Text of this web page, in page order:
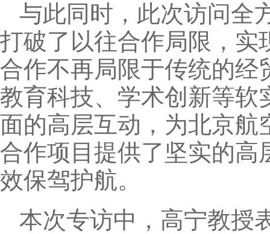
与此同时，此次访问全
打破了以往合作局限，实
合作不再局限于传统的经
教育科技、学术创新等软
面的高层互动，为北京航
合作项目提供了坚实的高
效保驾护航。
本次专访中，高宁教授